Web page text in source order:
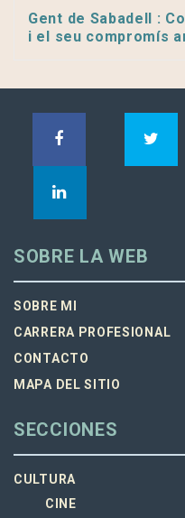
Gent de Sabadell :
i el seu compromís
SOBRE LA WEB
SOBRE MI
CARRERA PROFESIONAL
CONTACTO
MAPA DEL SITIO
SECCIONES
CULTURA
CINE